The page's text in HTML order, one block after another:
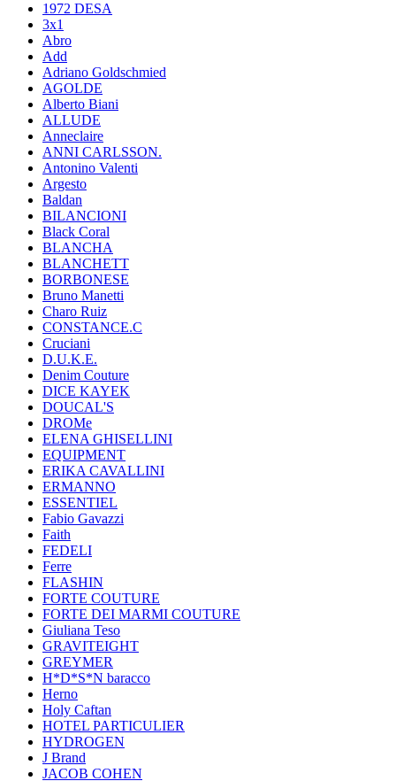
1972 DESA
3x1
Abro
Add
Adriano Goldschmied
AGOLDE
Alberto Biani
ALLUDE
Anneclaire
ANNI CARLSSON.
Antonino Valenti
Argesto
Baldan
BILANCIONI
Black Coral
BLANCHA
BLANCHETT
BORBONESE
Bruno Manetti
Charo Ruiz
CONSTANCE.C
Cruciani
D.U.K.E.
Denim Couture
DICE KAYEK
DOUCAL'S
DROMe
ELENA GHISELLINI
EQUIPMENT
ERIKA CAVALLINI
ERMANNO
ESSENTIEL
Fabio Gavazzi
Faith
FEDELI
Ferre
FLASHIN
FORTE COUTURE
FORTE DEI MARMI COUTURE
Giuliana Teso
GRAVITEIGHT
GREYMER
H*D*S*N baracco
Herno
Holy Caftan
HOTEL PARTICULIER
HYDROGEN
J Brand
JACOB COHEN